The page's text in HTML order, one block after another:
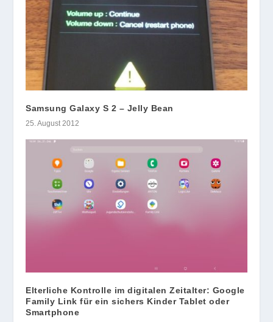
Samsung Galaxy S 2 – Jelly Bean
25. August 2012
Elterliche Kontrolle im digitalen Zeitalter: Google
Family Link für ein sichers Kinder Tablet oder
Smartphone